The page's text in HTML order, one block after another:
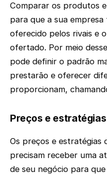
Comparar os produtos
para que a sua
oferecido pelos rivais e
ofertado. Por meio
pode definir o padrão
prestarão e oferecer
proporcionam,
Preços e
Os preços e estratégias
precisam receber uma
de seu negócio para